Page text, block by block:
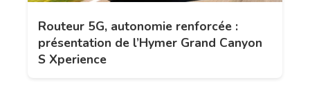
Routeur 5G, autonomie renforcée :
présentation de l’Hymer Grand Canyon
S Xperience